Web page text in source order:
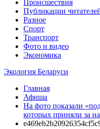
Происшествия
Публикации
Разное
Спорт
Транспорт
Фото и видео
Экономика
Экология Беларуси
Главная
Афиша
На фото показали
которых приняли за